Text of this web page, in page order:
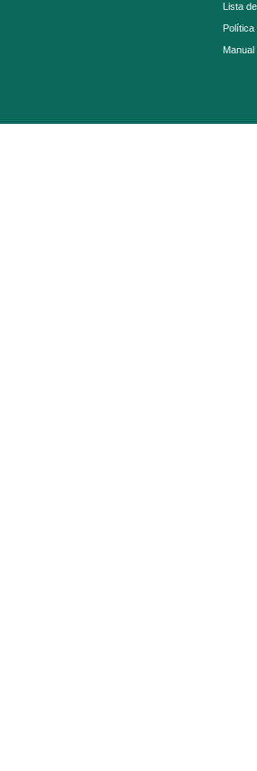
Lista
Política